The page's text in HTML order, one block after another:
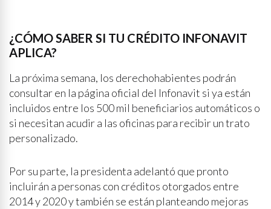
¿CÓMO SABER SI TU CRÉDITO INFONAVIT
APLICA?
La próxima semana, los derechohabientes podrán
consultar en la página oficial del Infonavit si ya están
incluidos entre los 500 mil beneficiarios automáticos o
si necesitan acudir a las oficinas para recibir un trato
personalizado.
Por su parte, la presidenta adelantó que pronto
incluirán a personas con créditos otorgados entre
2014 y 2020 y también se están planteando mejoras